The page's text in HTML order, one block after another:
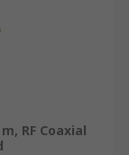
RF Coaxial